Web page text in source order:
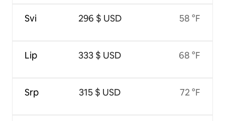
Svi
Lip
Srp
296 $ USD
333 $ USD
315 $ USD
58 °F
68 °F
72 °F